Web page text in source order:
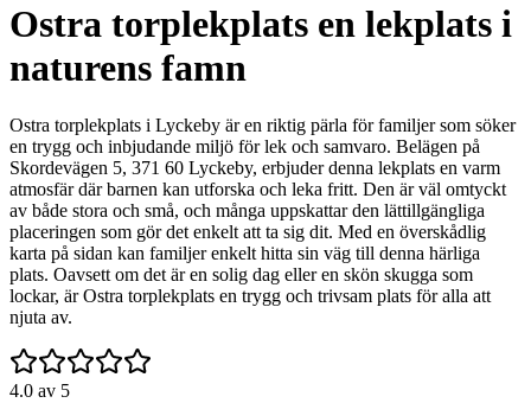
Ostra torplekplats en lekplats i
naturens famn
Ostra torplekplats i Lyckeby är en riktig pärla för familjer som söker
en trygg och inbjudande miljö för lek och samvaro. Belägen på
Skordevägen 5, 371 60 Lyckeby, erbjuder denna lekplats en varm
atmosfär där barnen kan utforska och leka fritt. Den är väl omtyckt
av både stora och små, och många uppskattar den lättillgängliga
placeringen som gör det enkelt att ta sig dit. Med en överskådlig
karta på sidan kan familjer enkelt hitta sin väg till denna härliga
plats. Oavsett om det är en solig dag eller en skön skugga som
lockar, är Ostra torplekplats en trygg och trivsam plats för alla att
njuta av.
4.0 av 5